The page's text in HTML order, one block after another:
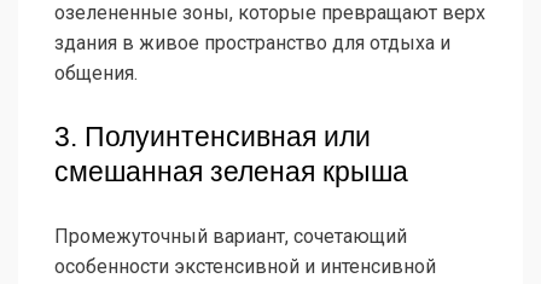
озелененные зоны, которые превращают верх
здания в живое пространство для отдыха и
общения.
3. Полуинтенсивная или
смешанная зеленая крыша
Промежуточный вариант, сочетающий
особенности экстенсивной и интенсивной